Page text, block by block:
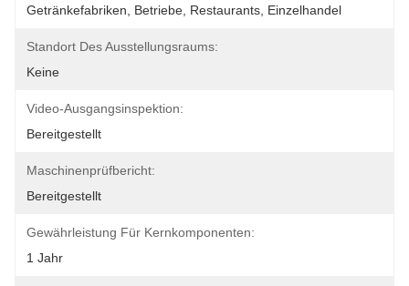
Getränkefabriken, Betriebe, Restaurants, Einzelhandel
Standort Des Ausstellungsraums:
Keine
Video-Ausgangsinspektion:
Bereitgestellt
Maschinenprüfbericht:
Bereitgestellt
Gewährleistung Für Kernkomponenten:
1 Jahr